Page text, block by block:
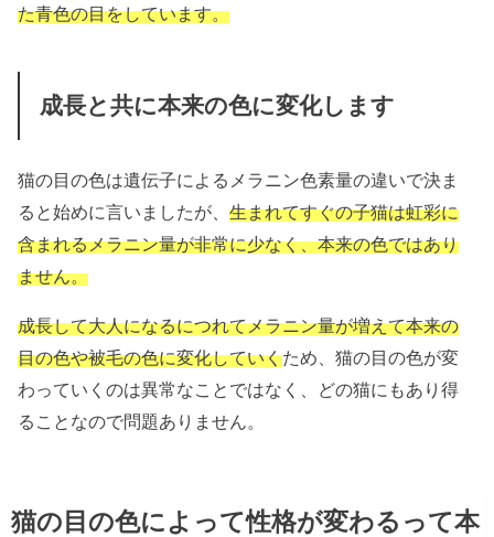
た青色の目をしています。
成長と共に本来の色に変化します
猫の目の色は遺伝子によるメラニン色素量の違いで決ま
ると始めに言いましたが、生まれてすぐの子猫は虹彩に
含まれるメラニン量が非常に少なく、本来の色ではあり
ません。
成長して大人になるにつれてメラニン量が増えて本来の
目の色や被毛の色に変化していくため、猫の目の色が変
わっていくのは異常なことではなく、どの猫にもあり得
ることなので問題ありません。
猫の目の色によって性格が変わるって本